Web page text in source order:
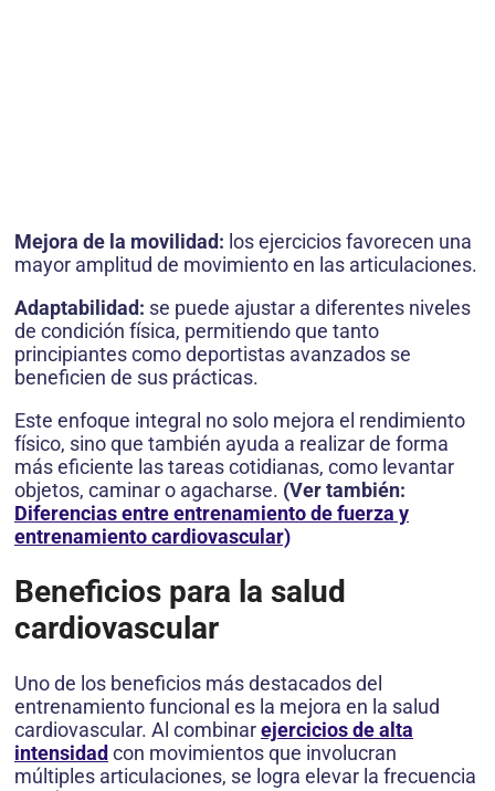
Mejora de la movilidad: los ejercicios favorecen una
mayor amplitud de movimiento en las articulaciones.
Adaptabilidad: se puede ajustar a diferentes niveles
de condición física, permitiendo que tanto
principiantes como deportistas avanzados se
beneficien de sus prácticas.
Este enfoque integral no solo mejora el rendimiento
físico, sino que también ayuda a realizar de forma
más eficiente las tareas cotidianas, como levantar
objetos, caminar o agacharse. (Ver también:
Diferencias entre entrenamiento de fuerza y
entrenamiento cardiovascular)
Beneficios para la salud
cardiovascular
Uno de los beneficios más destacados del
entrenamiento funcional es la mejora en la salud
cardiovascular. Al combinarejercicios de alta
intensidad con movimientos que involucran
múltiples articulaciones, se logra elevar la frecuencia